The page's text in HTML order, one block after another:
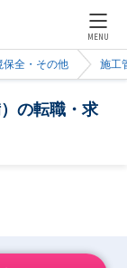
MENU
保全・その他 施工
の転職・求